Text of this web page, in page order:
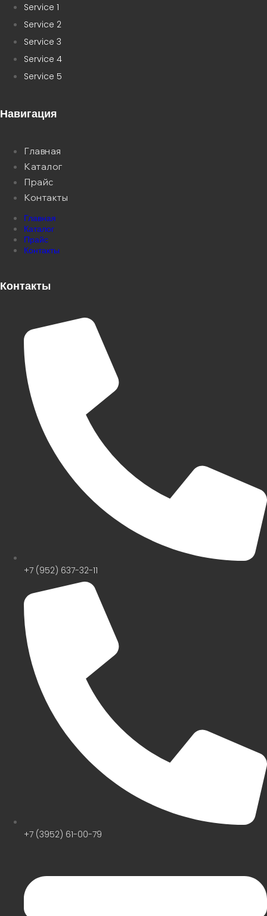
Service 1
Service 2
Service 3
Service 4
Service 5
Навигация
Главная
Каталог
Прайс
Контакты
Главная
Каталог
Прайс
Контакты
Контакты
+7 (952) 637-32-11
+7 (3952) 61-00-79